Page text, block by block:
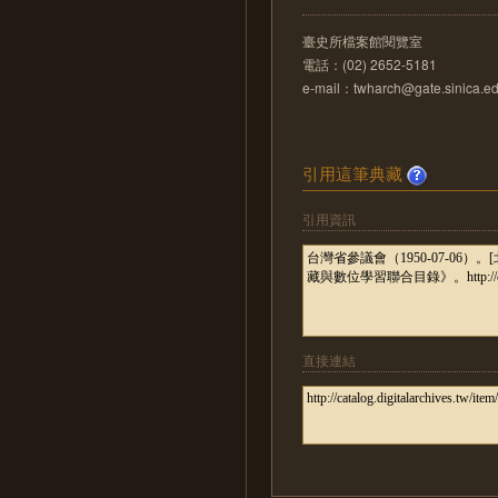
臺史所檔案館閱覽室
電話：(02) 2652-5181
e-mail：
引用這筆典藏
引用資訊
直接連結